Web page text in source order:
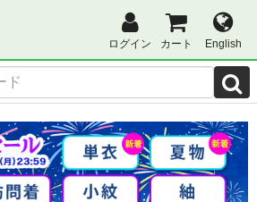
ログイン カート English